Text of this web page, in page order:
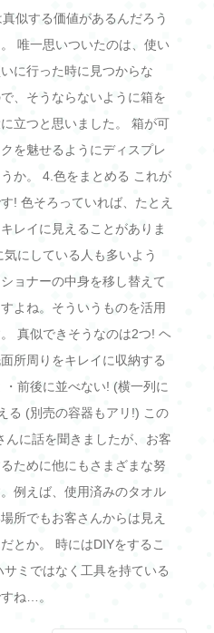
似する価値があるんだろう
唯一思いついたのは、使い
に行った時に見つからな
、そうならないように箱を
立つと思いました。 箱が可
を魅せるようにディスプレ
か。 4.色をまとめる これが
! 色そろっていれば、たとえ
レイに見えることがありま
にしている人も多いよう
ョナーの中身を移し替えて
よね。そういうものを活用
真似できそうなのは2つ! ヘ
所周りをキレイに収納する
前後に並べない! (横一列に
る (別売の容器もアリ!) この
に話を聞きましたが、お客
ために他にもさまざまな努
例えば、使用済みのタオル
所でもお客さんからは見え
とか。 時にはDIYをするこ
ミではなく工具を持ている
ね…。